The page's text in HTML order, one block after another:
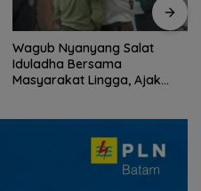
Wagub Nyanyang Salat
Iduladha Bersama
Masyarakat Lingga, Ajak